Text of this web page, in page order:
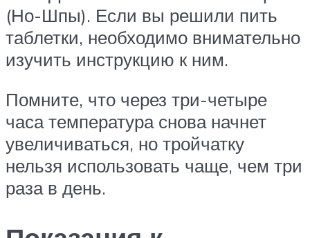
(Но-Шпы). Если вы решили пить
таблетки, необходимо внимательно
изучить инструкцию к ним.
Помните, что через три-четыре
часа температура снова начнет
увеличиваться, но тройчатку
нельзя использовать чаще, чем три
раза в день.